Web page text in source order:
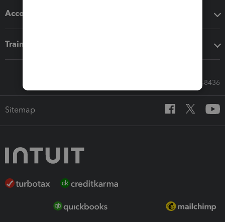
Accounting solutions
Training & support
Call Sales: 833-564-8436
Sitemap